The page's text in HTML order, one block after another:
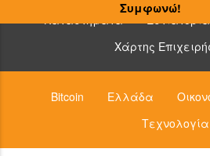
Συμφωνώ!
Καταστήματα
Χάρτης
Bitcoin Ελλάδα
Τεχνολογία